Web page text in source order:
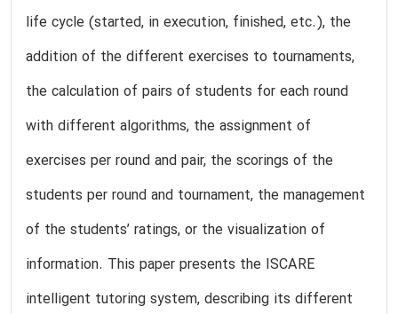
life cycle (started, in execution, finished, etc.), the
addition of the different exercises to tournaments,
the calculation of pairs of students for each round
with different algorithms, the assignment of
exercises per round and pair, the scorings of the
students per round and tournament, the management
of the students’ ratings, or the visualization of
information. This paper presents the ISCARE
intelligent tutoring system, describing its different